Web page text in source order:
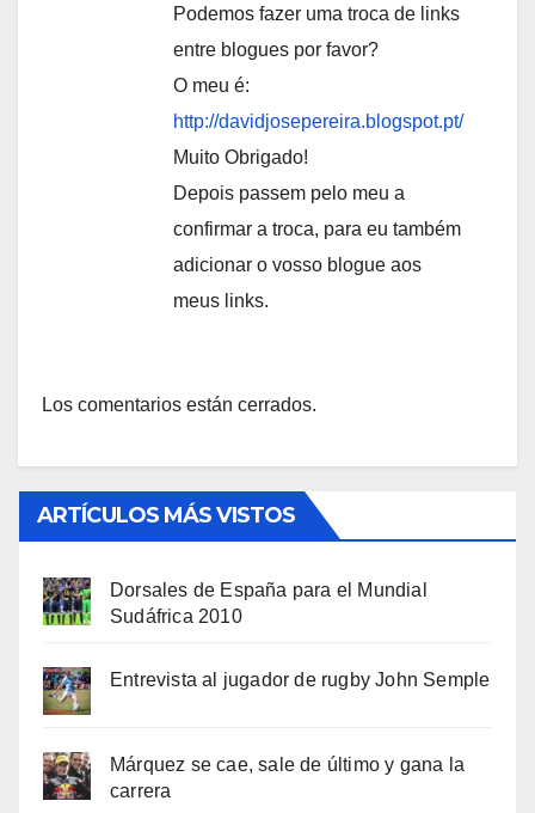
Podemos fazer uma troca de links
entre blogues por favor?
O meu é:
http://davidjosepereira.blogspot.pt/
Muito Obrigado!
Depois passem pelo meu a
confirmar a troca, para eu também
adicionar o vosso blogue aos
meus links.
Los comentarios están cerrados.
ARTÍCULOS MÁS VISTOS
Dorsales de España para el Mundial
Sudáfrica 2010
Entrevista al jugador de rugby John Semple
Márquez se cae, sale de último y gana la
carrera